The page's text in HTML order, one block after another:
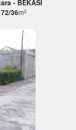
- BEKASI
72/36m2